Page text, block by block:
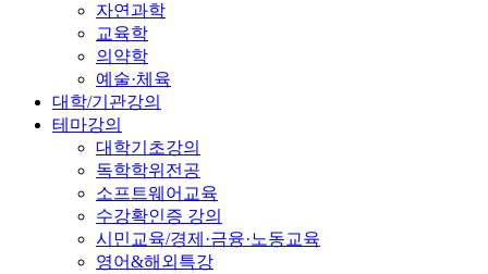
자연과학
교육학
의약학
예술·체육
대학/기관강의
테마강의
대학기초강의
독학학위전공
소프트웨어교육
수강확인증 강의
시민교육/경제·금융·노동교육
영어&해외특강